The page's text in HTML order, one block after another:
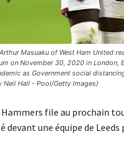
Masuaku of West Ham United
on November 30, 2020 in
as Government social
Hall - Pool/Getty Images)
Hammers file au prochain
devant une équipe de